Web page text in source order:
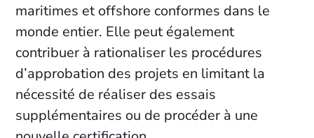
maritimes et offshore conformes dans le
monde entier. Elle peut également
contribuer à rationaliser les procédures
d’approbation des projets en limitant la
nécessité de réaliser des essais
supplémentaires ou de procéder à une